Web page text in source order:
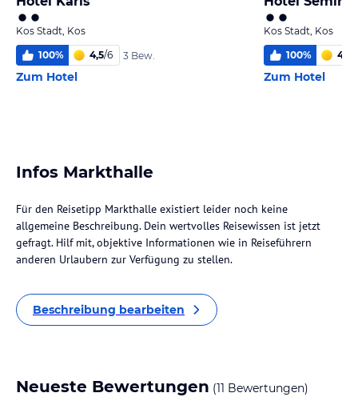
Kos Stadt, Kos
100% 4,5/6 3 Bew.
Zum Hotel
Kos Stadt, Kos
100% 4,8
Zum Hotel
Infos Markthalle
Für den Reisetipp Markthalle existiert leider noch keine
allgemeine Beschreibung. Dein wertvolles Reisewissen ist jetzt
gefragt. Hilf mit, objektive Informationen wie in Reiseführern
anderen Urlaubern zur Verfügung zu stellen.
Beschreibung bearbeiten
Neueste Bewertungen (11 Bewertungen)